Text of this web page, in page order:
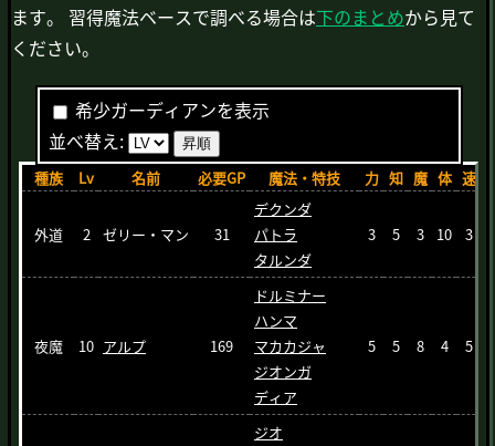
ます。 習得魔法ベースで調べる場合は下のまとめから見て
ください。
希少ガーディアンを表示
並べ替え:
昇順
種族 Lv 名前 必要GP 魔法・特技 力 知 魔 体 速
外道 2 ゼリー・マン 31
デクンダ
パトラ
タルンダ
3 5 3 10 3
夜魔 10 アルプ 169
ドルミナー
ハンマ
マカカジャ
ジオンガ
ディア
5 5 8 4 5
ジオ